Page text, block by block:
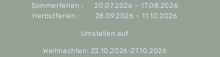
Sommerferien : 20.07.2026 – 17.08.2026
Herbstferien : 28.09.2026 – 11.10.2026
Umstellen auf
Weihnachten: 22.10.2026-27.10.2026